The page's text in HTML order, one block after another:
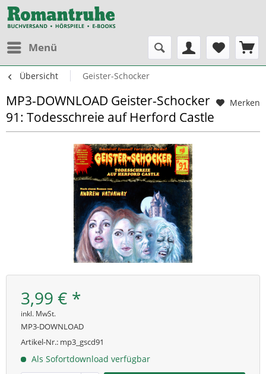
Menü
Übersicht Geister-Schocker
Merken
MP3-DOWNLOAD Geister-Schocker
91: Todesschreie auf Herford Castle
3,99 € *
inkl. MwSt.
MP3-DOWNLOAD
Artikel-Nr.: mp3_gscd91
Als Sofortdownload verfügbar